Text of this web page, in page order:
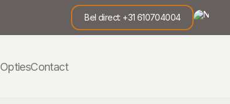
Bel direct: +31 610704004
OptiesContact